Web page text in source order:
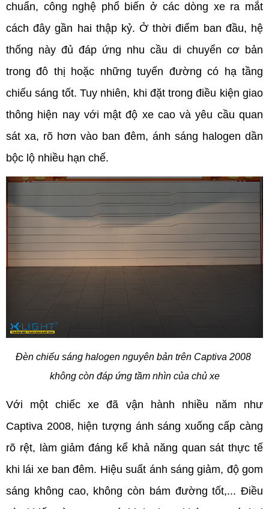
chuẩn, công nghệ phổ biến ở các dòng xe ra mắt
cách đây gần hai thập kỷ. Ở thời điểm ban đầu, hệ
thống này đủ đáp ứng nhu cầu di chuyển cơ bản
trong đô thị hoặc những tuyến đường có hạ tầng
chiếu sáng tốt. Tuy nhiên, khi đặt trong điều kiện giao
thông hiện nay với mật độ xe cao và yêu cầu quan
sát xa, rõ hơn vào ban đêm, ánh sáng halogen dần
bộc lộ nhiều hạn chế.
Đèn chiếu sáng halogen nguyên bản trên Captiva 2008
không còn đáp ứng tầm nhìn của chủ xe
Với một chiếc xe đã vận hành nhiều năm như
Captiva 2008, hiện tượng ánh sáng xuống cấp càng
rõ rệt, làm giảm đáng kể khả năng quan sát thực tế
khi lái xe ban đêm. Hiệu suất ánh sáng giảm, độ gom
sáng không cao, không còn bám đường tốt,... Điều